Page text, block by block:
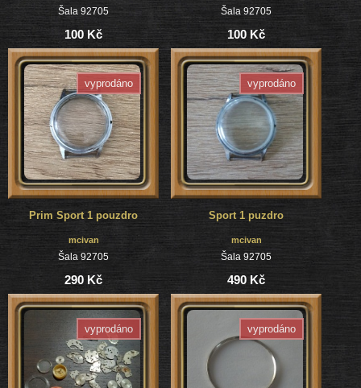
Šala 92705
100 Kč
Šala 92705
100 Kč
vyprodáno
Prim Sport 1 pouzdro
mcivan
Šala 92705
290 Kč
vyprodáno
Sport 1 puzdro
mcivan
Šala 92705
490 Kč
vyprodáno vyprodáno